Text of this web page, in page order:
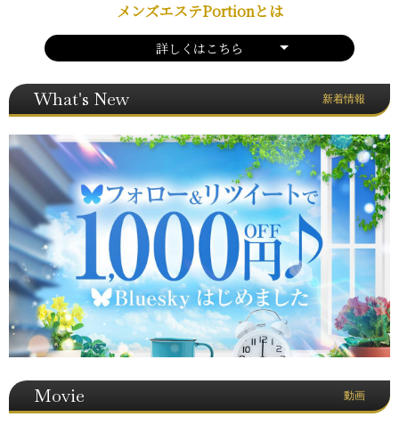
メンズエステPortionとは
詳しくはこちら
What's New 新着情報
Movie 動画